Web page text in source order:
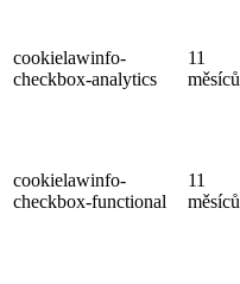
cookielawinfo-
checkbox-analytics
11
měsíců
cookielawinfo-
checkbox-functional
11
měsíců